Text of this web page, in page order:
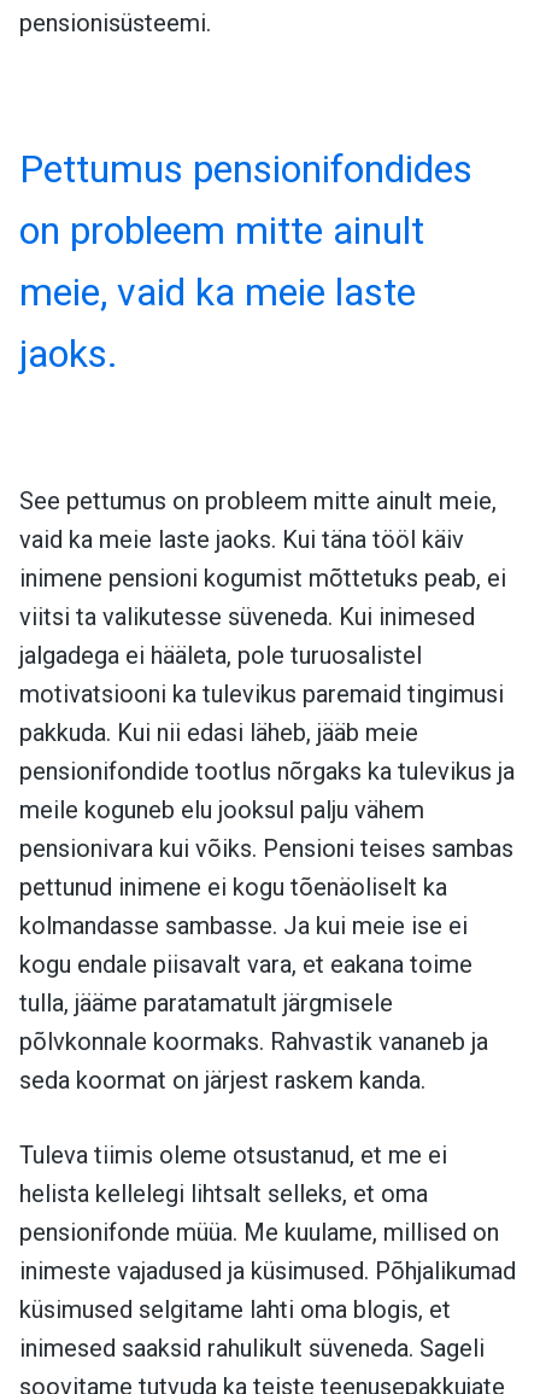
pensionisüsteemi.
Pettumus pensionifondides
on probleem mitte ainult
meie, vaid ka meie laste
jaoks.
See pettumus on probleem mitte ainult meie,
vaid ka meie laste jaoks. Kui täna tööl käiv
inimene pensioni kogumist mõttetuks peab, ei
viitsi ta valikutesse süveneda. Kui inimesed
jalgadega ei hääleta, pole turuosalistel
motivatsiooni ka tulevikus paremaid tingimusi
pakkuda. Kui nii edasi läheb, jääb meie
pensionifondide tootlus nõrgaks ka tulevikus ja
meile koguneb elu jooksul palju vähem
pensionivara kui võiks. Pensioni teises sambas
pettunud inimene ei kogu tõenäoliselt ka
kolmandasse sambasse. Ja kui meie ise ei
kogu endale piisavalt vara, et eakana toime
tulla, jääme paratamatult järgmisele
põlvkonnale koormaks. Rahvastik vananeb ja
seda koormat on järjest raskem kanda.
Tuleva tiimis oleme otsustanud, et me ei
helista kellelegi lihtsalt selleks, et oma
pensionifonde müüa. Me kuulame, millised on
inimeste vajadused ja küsimused. Põhjalikumad
küsimused selgitame lahti oma blogis, et
inimesed saaksid rahulikult süveneda. Sageli
soovitame tutvuda ka teiste teenusepakkujate